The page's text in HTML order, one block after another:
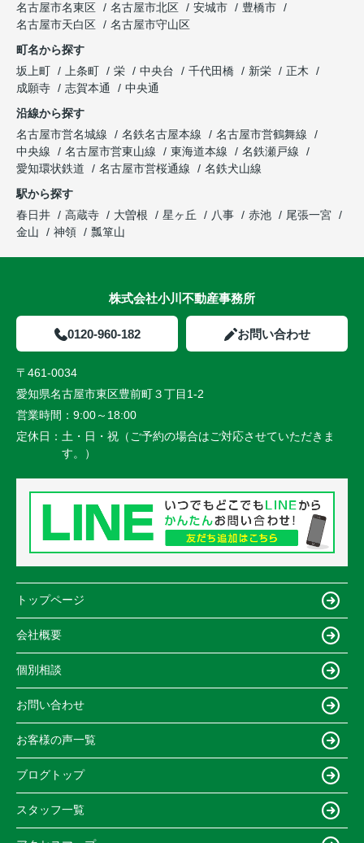
名古屋市名東区
名古屋市北区 安城市
豊橋市
名古屋市天白区
名古屋市守山区
町名から探す
坂上町
上条町 栄 中央台 千代田橋 新栄
正木
成願寺
志賀本通
中央通
沿線から探す
名古屋市営名城線
名鉄名古屋本線
名古屋市営鶴舞線
中央線
名古屋市営東山線 東海道本線
名鉄瀬戸線
愛知環状鉄道
名古屋市営桜通線
名鉄犬山線
駅から探す
春日井
高蔵寺 大曽根 星ヶ丘 八事 赤池
尾張一宮
金山
神領 瓢箪山
株式会社小川不動産事務所
0120-960-182 お問い合わせ
〒461-0034
愛知県名古屋市東区豊前町３丁目1-2
営業時間： 9:00～18:00
定休日： 土・日・祝（ご予約の場合はご対応させていただきま
す。）
トップページ
会社概要
個別相談
お問い合わせ
お客様の声一覧
ブログトップ
スタッフ一覧